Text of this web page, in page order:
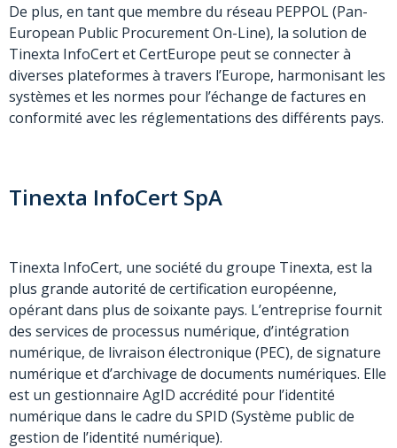
De plus, en tant que membre du réseau PEPPOL (Pan-
European Public Procurement On-Line), la solution de
Tinexta InfoCert et CertEurope peut se connecter à
diverses plateformes à travers l’Europe, harmonisant les
systèmes et les normes pour l’échange de factures en
conformité avec les réglementations des différents pays.
Tinexta InfoCert SpA
Tinexta InfoCert, une société du groupe Tinexta, est la
plus grande autorité de certification européenne,
opérant dans plus de soixante pays. L’entreprise fournit
des services de processus numérique, d’intégration
numérique, de livraison électronique (PEC), de signature
numérique et d’archivage de documents numériques. Elle
est un gestionnaire AgID accrédité pour l’identité
numérique dans le cadre du SPID (Système public de
gestion de l’identité numérique).